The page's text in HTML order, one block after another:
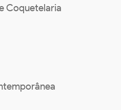
Coquetelaria